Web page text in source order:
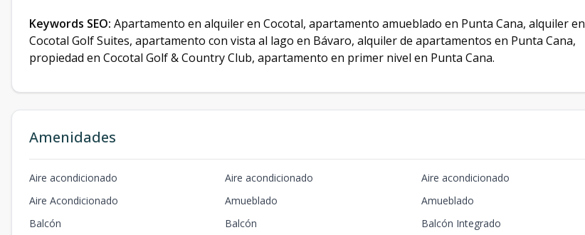
Keywords SEO: Apartamento en alquiler en Cocotal, apartamento amueblado en Punta Cana, alquiler en
Cocotal Golf Suites, apartamento con vista al lago en Bávaro, alquiler de apartamentos en Punta Cana,
propiedad en Cocotal Golf & Country Club, apartamento en primer nivel en Punta Cana.
Amenidades
Aire acondicionado Aire acondicionado
Aire acondicionado
Aire Acondicionado
Amueblado
Amueblado
Balcón
Balcón
Balcón Integrado